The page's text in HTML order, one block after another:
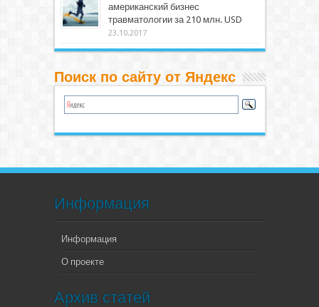
американский бизнес
травматологии за 210 млн. USD
23.10.2017
Поиск по сайту от Яндекс
Информация
Информация
О проекте
Архив статей